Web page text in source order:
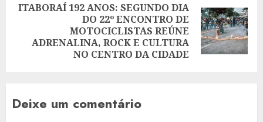
post:
ITABORAÍ 192 ANOS: SEGUNDO DIA
DO 22º ENCONTRO DE
MOTOCICLISTAS REÚNE
ADRENALINA, ROCK E CULTURA
NO CENTRO DA CIDADE
Deixe um comentário